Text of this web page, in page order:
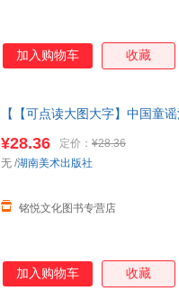
加入购物车 收藏
【【可点读大图大字】中国童
中国童谣注音版
¥28.36 定价： ¥28.36
铭悦文化图书专营店
无 /湖南美术出版社
加入购物车 收藏